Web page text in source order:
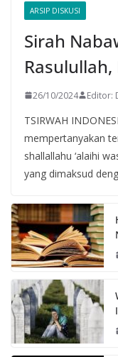
ARSIP DISKUSI
Sirah
26/10/2024 Editor:
TSIRWAH
mempertanyakan
shallallahu ‘alaihi
yang dimaksud